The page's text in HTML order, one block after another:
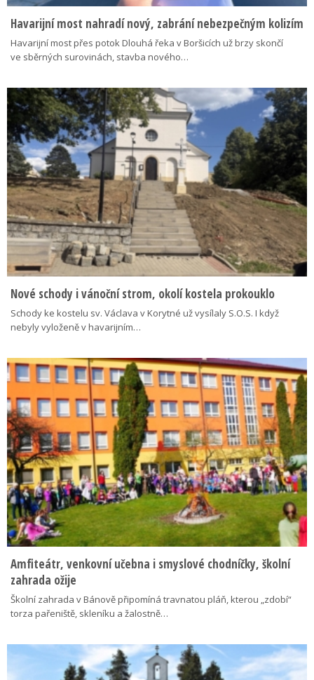
Havarijní most nahradí nový, zabrání nebezpečným kolizím
Havarijní most přes potok Dlouhá řeka v Boršicích už brzy skončí
ve sběrných surovinách, stavba nového…
Nové schody i vánoční strom, okolí kostela prokouklo
Schody ke kostelu sv. Václava v Korytné už vysílaly S.O.S. I když
nebyly vyloženě v havarijním…
Amfiteátr, venkovní učebna i smyslové chodníčky, školní
zahrada ožije
Školní zahrada v Bánově připomíná travnatou pláň, kterou „zdobí“
torza pařeniště, skleníku a žalostně…